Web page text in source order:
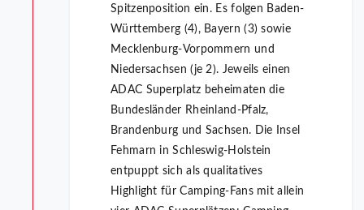
Spitzenposition ein. Es folgen Baden-
Württemberg (4), Bayern (3) sowie
Mecklenburg-Vorpommern und
Niedersachsen (je 2). Jeweils einen
ADAC Superplatz beheimaten die
Bundesländer Rheinland-Pfalz,
Brandenburg und Sachsen. Die Insel
Fehmarn in Schleswig-Holstein
entpuppt sich als qualitatives
Highlight für Camping-Fans mit allein